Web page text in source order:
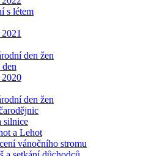
s létem
den žen
2020
den žen
silnice
a Lehot
vánočního stromu